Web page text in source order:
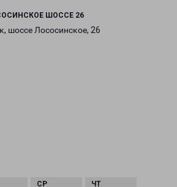
ШОССЕ 26
шоссе Лососинское, 26